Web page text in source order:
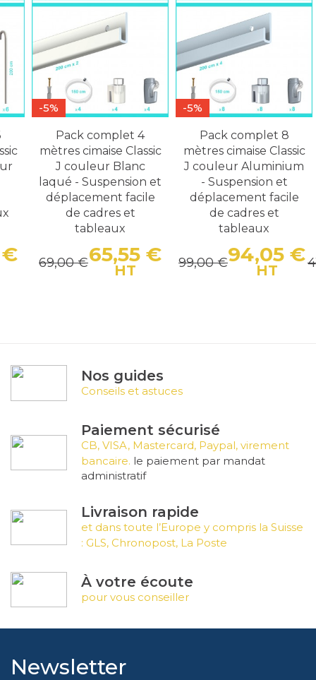
€
Prix de base
-5%
Pack complet 4
mètres cimaise Classic
J couleur Blanc
laqué - Suspension et
déplacement facile
de cadres et
tableaux
Prix
65,55 €
HT Prix de base
69,00 €
-5%
Pack complet 8
mètres cimaise Classic
J couleur Aluminium
- Suspension et
déplacement facile
de cadres et
tableaux
94,05 €
HT
99,00 €
Nos guides
Conseils et astuces
Paiement sécurisé
CB, VISA, Mastercard, Paypal, virement
bancaire. le paiement par mandat
administratif
Livraison rapide
et dans toute l’Europe y compris la Suisse
: GLS, Chronopost, La Poste
À votre écoute
pour vous conseiller
Newsletter